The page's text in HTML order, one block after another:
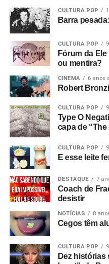
Mais tarde, apresentei-o
cópias do primeiro EP da
estavam sem dinheiro,
da loja de discos, e ele as
queria filmar a banda.
equipamentos e fiz tudo.
Com que equipamento
setenta e duas libras, o
a primeira câmera que
lançaram na época, que
vinha num cartucho
depois, no projetor. Então
num gravador de rolo. Era
não funcionou! Filmei a
segundo, mas só
Só descobri depois! Filmei
tinha dinheiro para três
CULTURA POP
Barra
CULTURA POP
Fórum da
ou mentira?
CINEMA 6 anos
Robert
CULTURA POP
Type O
capa de
CULTURA POP
E esse leite
DESTAQUE 7
Coach de
desistir
NOTÍCIAS 8
Cegos têm
CULTURA POP
Dez histórias